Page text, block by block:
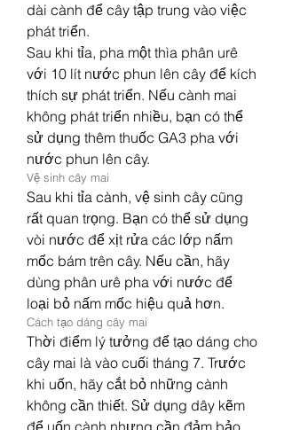
dài cành để cây tập trung vào việc
phát triển.
Sau khi tỉa, pha một thìa phân urê
với 10 lít nước phun lên cây để kích
thích sự phát triển. Nếu cành mai
không phát triển nhiều, bạn có thể
sử dụng thêm thuốc GA3 pha với
nước phun lên cây.
Vệ sinh cây mai
Sau khi tỉa cành, vệ sinh cây cũng
rất quan trọng. Bạn có thể sử dụng
vòi nước để xịt rửa các lớp nấm
mốc bám trên cây. Nếu cần, hãy
dùng phân urê pha với nước để
loại bỏ nấm mốc hiệu quả hơn.
Cách tạo dáng cây mai
Thời điểm lý tưởng để tạo dáng cho
cây mai là vào cuối tháng 7. Trước
khi uốn, hãy cắt bỏ những cành
không cần thiết. Sử dụng dây kẽm
để uốn cành nhưng cần đảm bảo